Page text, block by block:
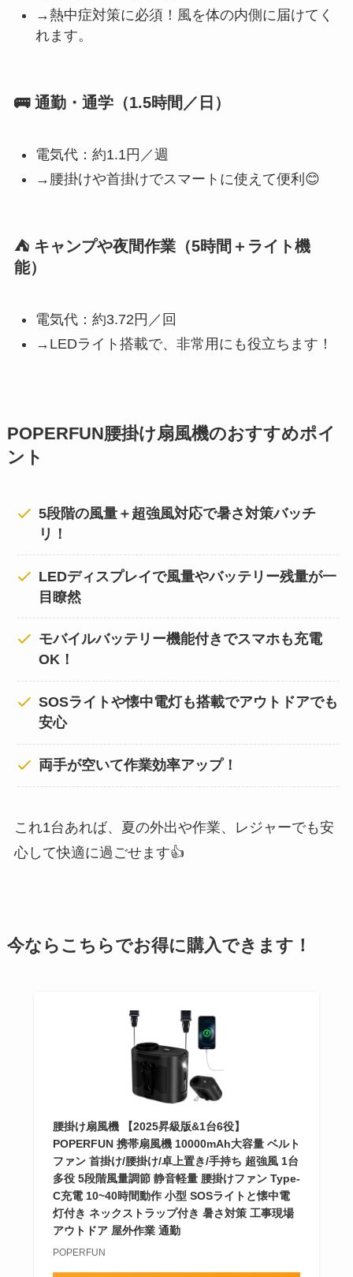
→熱中症対策に必須！風を体の内側に届けてく
れます。
🚌 通勤・通学（1.5時間／日）
電気代：約1.1円／週
→腰掛けや首掛けでスマートに使えて便利😊
⛺ キャンプや夜間作業（5時間＋ライト機
能）
電気代：約3.72円／回
→LEDライト搭載で、非常用にも役立ちます！
POPERFUN腰掛け扇風機のおすすめポイ
ント
5段階の風量＋超強風対応で暑さ対策バッチ
リ！
LEDディスプレイで風量やバッテリー残量が一
目瞭然
モバイルバッテリー機能付きでスマホも充電
OK！
SOSライトや懐中電灯も搭載でアウトドアでも
安心
両手が空いて作業効率アップ！
これ1台あれば、夏の外出や作業、レジャーでも安
心して快適に過ごせます👍
今ならこちらでお得に購入できます！
腰掛け扇風機 【2025昇級版&1台6役】
POPERFUN 携帯扇風機 10000mAh大容量 ベルト
ファン 首掛け/腰掛け/卓上置き/手持ち 超強風 1台
多役 5段階風量調節 静音軽量 腰掛けファン Type-
C充電 10~40時間動作 小型 SOSライトと懐中電
灯付き ネックストラップ付き 暑さ対策 工事現場
アウトドア 屋外作業 通勤
POPERFUN